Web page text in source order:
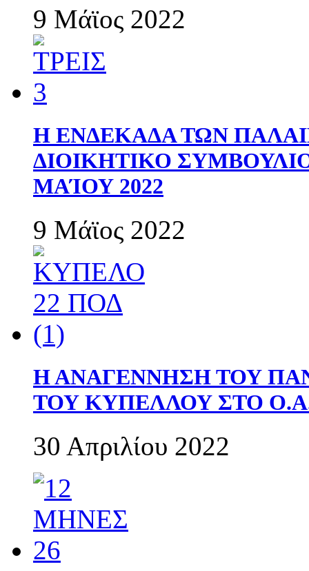
9 Μάϊος 2022
Η ΕΝΔΕΚΑΔΑ ΤΩΝ
ΔΙΟΙΚΗΤΙΚΟ
ΜΑΊΟΥ 2022
9 Μάϊος 2022
Η ΑΝΑΓΕΝΝΗΣΗ ΤΟΥ
ΤΟΥ ΚΥΠΕΛΛΟΥ ΣΤΟ
30 Απριλίου 2022